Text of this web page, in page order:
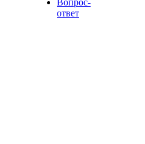
ответ